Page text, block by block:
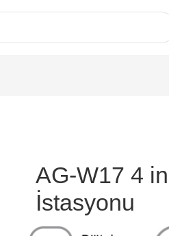
AG-W17 4
İstasyonu